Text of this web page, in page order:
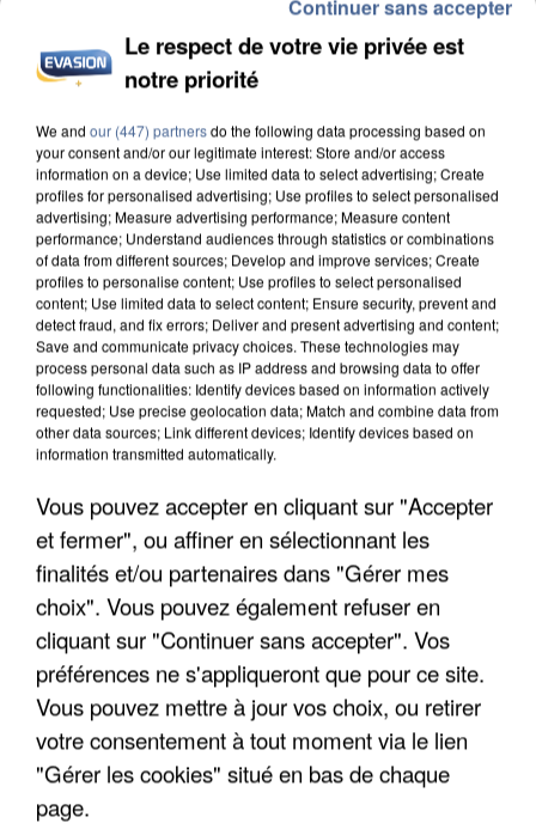
L’UN DES FONDATEURS SUPPOSÉS DE LA DZ
MAFIA INTERPELLÉ EN ALGÉRIE
UN SECOND CADRE DE LA DZ MAFIA
INTERPELLÉ EN ALGÉRIE
Le respect de votre vie privée est
notre priorité
We and our (447) partnersdo the following data processing based on
your consent and/or our legitimate interest: Store and/or access
information on a device; Use limited data to select advertising; Create
profiles for personalised advertising; Use profiles to select personalised
advertising; Measure advertising performance; Measure content
performance; Understand audiences through statistics or combinations
of data from different sources; Develop and improve services; Create
profiles to personalise content; Use profiles to select personalised
content; Use limited data to select content; Ensure security, prevent and
detect fraud, and fix errors; Deliver and present advertising and content;
Save and communicate privacy choices. These technologies may
process personal data such as IP address and browsing data to offer
following functionalities: Identify devices based on information actively
requested; Use precise geolocation data; Match and combine data from
other data sources; Link different devices; Identify devices based on
information transmitted automatically.
Vous pouvez accepter en cliquant sur "Accepter
et fermer", ou affiner en sélectionnant les
finalités et/ou partenaires dans "Gérer mes
choix". Vous pouvez également refuser en
cliquant sur "Continuer sans accepter". Vos
préférences ne s'appliqueront que pour ce site.
Vous pouvez mettre à jour vos choix, ou retirer
votre consentement à tout moment via le lien
"Gérer les cookies" situé en bas de chaque
page.
Continuer sans accepter